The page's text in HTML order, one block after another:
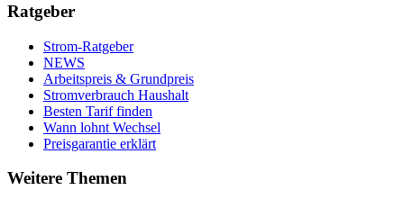
Ratgeber
Strom-Ratgeber
NEWS
Arbeitspreis & Grundpreis
Stromverbrauch Haushalt
Besten Tarif finden
Wann lohnt Wechsel
Preisgarantie erklärt
Weitere Themen